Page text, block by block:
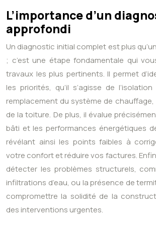
L’importance d’un
approfondi
Un diagnostic initial complet est plus
; c’est une étape fondamentale qui
travaux les plus pertinents. Il permet
les priorités, qu’il s’agisse de
remplacement du système de
de la toiture. De plus, il évalue
bâti et les performances énergétiques
révélant ainsi les points faibles à
votre confort et réduire vos factures.
détecter les problèmes structurels,
infiltrations d’eau, ou la présence de
compromettre la solidité de la
des interventions urgentes.